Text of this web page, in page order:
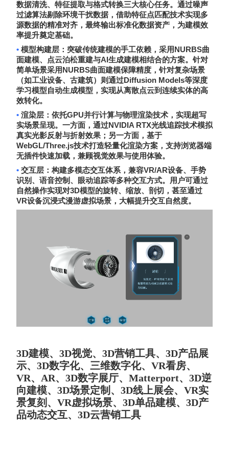
数据清洗、特征提取与格式转换三大核心任务。通过噪声
过滤算法剔除环境干扰数据，借助特征点匹配技术实现多
源数据的精准对齐，最终输出标准化数据资产，为建模效
率提升奠定基础。
• 模型构建层 ：突破传统建模的手工依赖，采用 NURBS曲
面建模、点云泊松重建与AI 生成建模相结合的方案。针对
简单场景采用 NURBS曲面建模保障精度，针对复杂场景
（如工业设备、古建筑）则通过Diffusion Models等深度
学习模型自动生成模型，实现从离散点云到连续实体的高
效转化。
• 渲染层 ：依托GPU并行计算与物理渲染技术，实现超写
实场景呈现。一方面，通过NVIDIA RTX光线追踪技术模拟
真实光影反射与折射效果；另一方面，基于
WebGL/Three.js技术打造轻量化渲染方案，支持浏览器端
无插件快速加载，兼顾视觉效果与使用体验。
• 交互层 ：构建多模态交互体系，兼容VR/AR设备、手势
识别、语音控制、眼动追踪等多种交互方式。用户可通过
自然操作实现对3D模型的旋转、缩放、剖切，甚至通过
VR设备沉浸式漫游虚拟场景，大幅提升交互自然度。
3D建模、3D视觉、3D营销工具、3D产品展
示、3D数字化、三维数字化、VR看房、
VR、AR、3D数字展厅、Matterport、3D逆
向建模、3D场景定制、3D线上展会、VR实
景复刻、VR虚拟场景、3D单品建模、3D产
品动态交互、3D云营销工具